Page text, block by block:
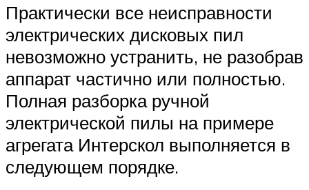
Практически все неисправности
электрических дисковых пил
невозможно устранить, не разобрав
аппарат частично или полностью.
Полная разборка ручной
электрической пилы на примере
агрегата Интерскол выполняется в
следующем порядке.